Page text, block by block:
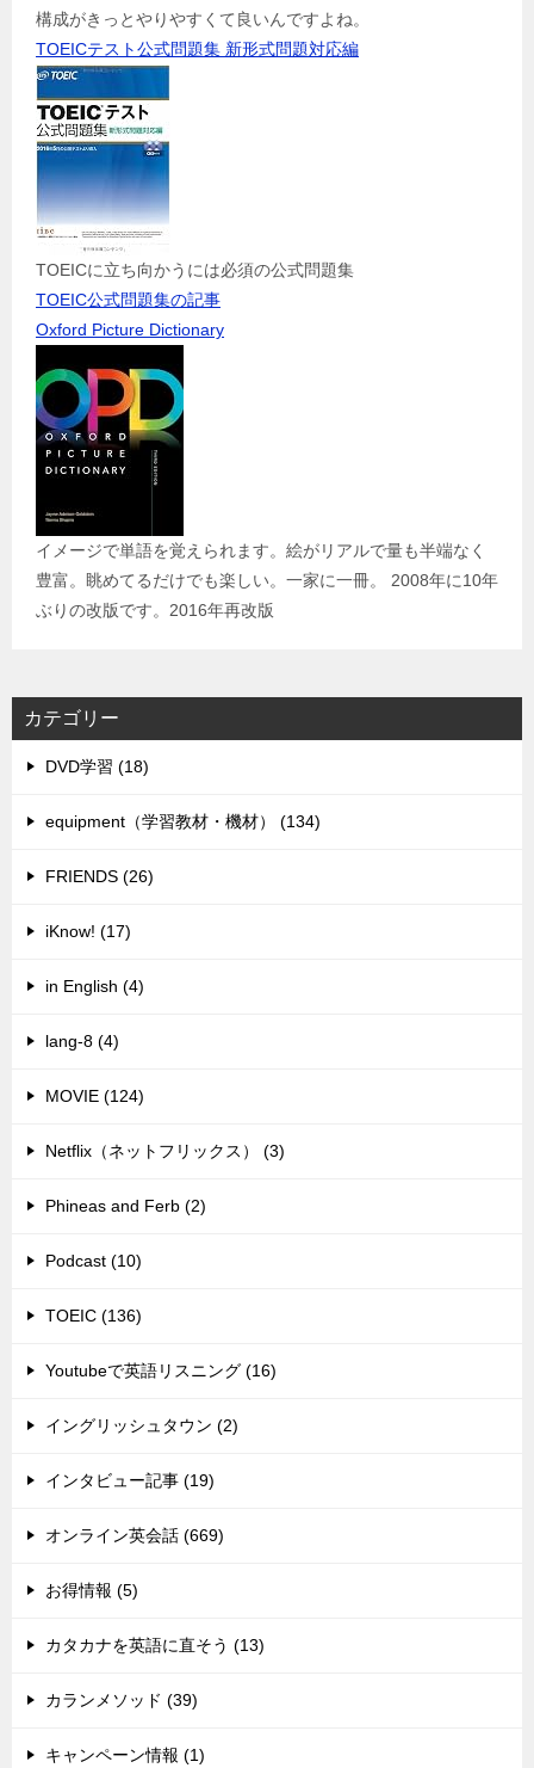
構成がきっとやりやすくて良いんですよね。
TOEICテスト公式問題集 新形式問題対応編
TOEICに立ち向かうには必須の公式問題集
TOEIC公式問題集の記事
Oxford Picture Dictionary
イメージで単語を覚えられます。絵がリアルで量も半端なく
豊富。眺めてるだけでも楽しい。一家に一冊。 2008年に10年
ぶりの改版です。2016年再改版
カテゴリー
DVD学習 (18)
equipment（学習教材・機材） (134)
FRIENDS (26)
iKnow! (17)
in English (4)
lang-8 (4)
MOVIE (124)
Netflix（ネットフリックス） (3)
Phineas and Ferb (2)
Podcast (10)
TOEIC (136)
Youtubeで英語リスニング (16)
イングリッシュタウン (2)
インタビュー記事 (19)
オンライン英会話 (669)
お得情報 (5)
カタカナを英語に直そう (13)
カランメソッド (39)
キャンペーン情報 (1)